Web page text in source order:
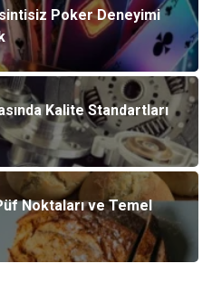
Poker Deneyimi
Kalite Standartları
Noktaları ve Temel